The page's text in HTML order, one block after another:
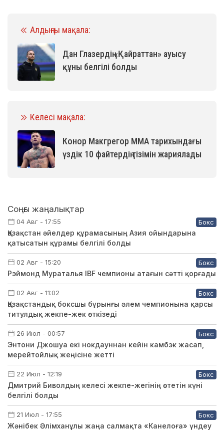
Алдыңғы мақала:
Дан Глазердің «Қайраттан» ауысу
құны белгілі болды
Келесі мақала:
Конор Макгрегор ММА тарихындағы
үздік 10 файтердің тізімін жариялады
Соңғы жаңалықтар
04 Авг - 17:55 Бокс
Қазақстан әйелдер құрамасының Азия ойындарына
қатысатын құрамы белгілі болды
02 Авг - 15:20 Бокс
Рэймонд Мураталья IBF чемпионы атағын сәтті қорғады
02 Авг - 11:02 Бокс
Қазақстандық боксшы бұрынғы әлем чемпионына қарсы
титулдық жекпе-жек өткізеді
26 Июл - 00:57 Бокс
Энтони Джошуа екі нокдауннан кейін камбэк жасап,
мерейтойлық жеңісіне жетті
22 Июл - 12:19 Бокс
Дмитрий Биволдың келесі жекпе-жегінің өтетін күні
белгілі болды
21 Июл - 17:55 Бокс
Жәнібек Әлімханұлы жаңа салмақта «Канелоға» үндеу